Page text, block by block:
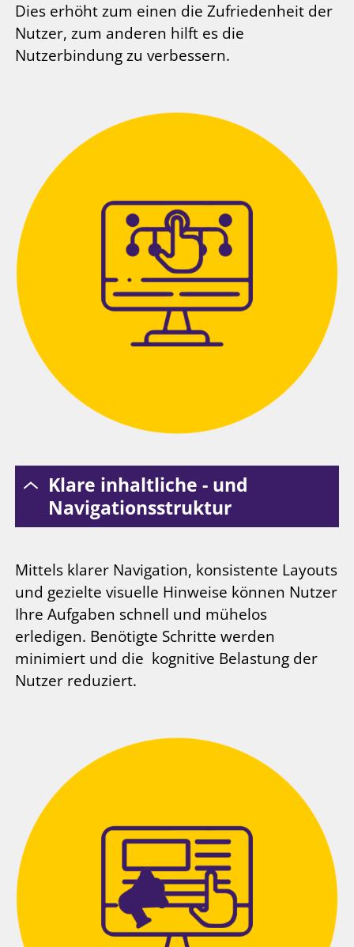
Dies erhöht zum einen die Zufriedenheit der
Nutzer, zum anderen hilft es die
Nutzerbindung zu verbessern.
Klare inhaltliche - und
Navigationsstruktur
Mittels klarer Navigation, konsistente Layouts
und gezielte visuelle Hinweise können Nutzer
Ihre Aufgaben schnell und mühelos
erledigen. Benötigte Schritte werden
minimiert und die kognitive Belastung der
Nutzer reduziert.